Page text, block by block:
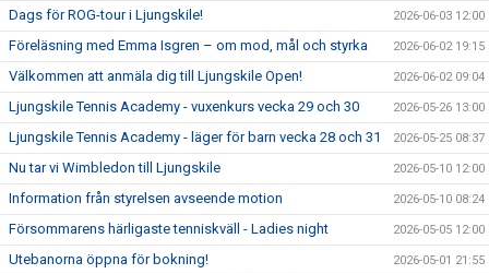
Dags för ROG-tour i Ljungskile! 2026-06-03 12:00
Föreläsning med Emma Isgren – om mod, mål och styrka 2026-06-02 19:15
Välkommen att anmäla dig till Ljungskile Open! 2026-06-02 09:04
Ljungskile Tennis Academy - vuxenkurs vecka 29 och 30 2026-05-26 13:00
Ljungskile Tennis Academy - läger för barn vecka 28 och 31 2026-05-25 08:37
Nu tar vi Wimbledon till Ljungskile 2026-05-10 12:00
Information från styrelsen avseende motion 2026-05-10 08:24
Försommarens härligaste tenniskväll - Ladies night 2026-05-05 12:00
Utebanorna öppna för bokning! 2026-05-01 21:55